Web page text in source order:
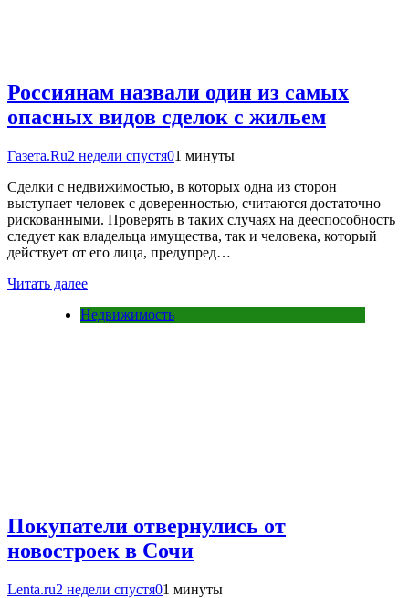
Россиянам назвали один из самых
опасных видов сделок с жильем
Газета.Ru2 недели спустя01 минуты
Сделки с недвижимостью, в которых одна из сторон
выступает человек с доверенностью, считаются достаточно
рискованными. Проверять в таких случаях на дееспособность
следует как владельца имущества, так и человека, который
действует от его лица, предупред…
Читать далее
Недвижимость
Покупатели отвернулись от
новостроек в Сочи
Lenta.ru2 недели спустя01 минуты